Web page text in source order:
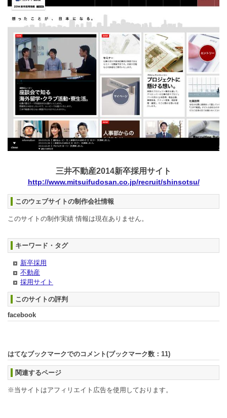
三井不動産2014新卒採用サイト
http://www.mitsuifudosan.co.jp/recruit/shinsotsu/
このウェブサイトの制作会社情報
このサイトの制作実績 情報は現在ありません。
キーワード・タグ
新卒採用
不動産
採用サイト
このサイトの評判
facebook
はてなブックマークでのコメント(ブックマーク数： 11)
関連するページ
※当サイトはアフィリエイト広告を使用しております。